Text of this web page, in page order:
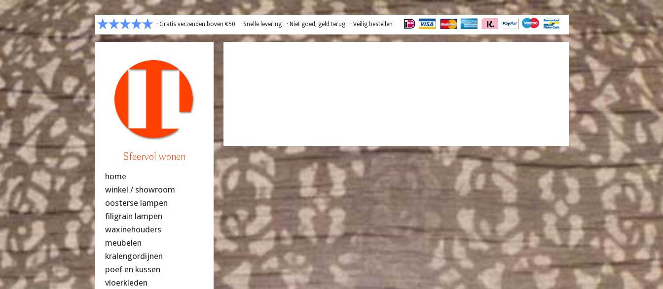
· Gratis verzenden boven €50 · Snelle levering · Niet goed, geld terug · Veilig bestellen
Sfeervol wonen
home
winkel / showroom
oosterse lampen
filigrain lampen
waxinehouders
meubelen
kralengordijnen
poef en kussen
vloerkleden